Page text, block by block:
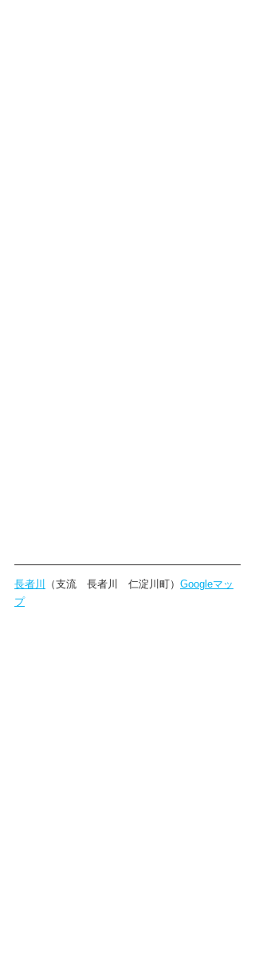
長者川 （支流　長者川　仁淀川町） Googleマッ
プ